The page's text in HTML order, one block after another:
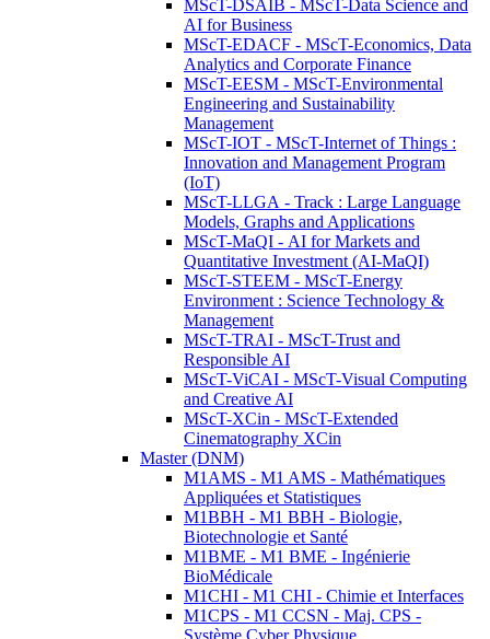
MScT-DSAIB - MScT-Data Science and
AI for Business
MScT-EDACF - MScT-Economics, Data
Analytics and Corporate Finance
MScT-EESM - MScT-Environmental
Engineering and Sustainability
Management
MScT-IOT - MScT-Internet of Things :
Innovation and Management Program
(IoT)
MScT-LLGA - Track : Large Language
Models, Graphs and Applications
MScT-MaQI - AI for Markets and
Quantitative Investment (AI-MaQI)
MScT-STEEM - MScT-Energy
Environment : Science Technology &
Management
MScT-TRAI - MScT-Trust and
Responsible AI
MScT-ViCAI - MScT-Visual Computing
and Creative AI
MScT-XCin - MScT-Extended
Cinematography XCin
Master (DNM)
M1AMS - M1 AMS - Mathématiques
Appliquées et Statistiques
M1BBH - M1 BBH - Biologie,
Biotechnologie et Santé
M1BME - M1 BME - Ingénierie
BioMédicale
M1CHI - M1 CHI - Chimie et Interfaces
M1CPS - M1 CCSN - Maj. CPS -
Système Cyber Physique